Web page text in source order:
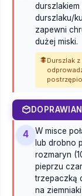
durszlaku/
zapewni
dużej miski.
Durszlak
4
W misce
lub drobno
rozmaryn
pieprzu
trzepaczką
na